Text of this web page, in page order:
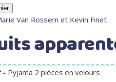
Van Rossem et Kevin Finet